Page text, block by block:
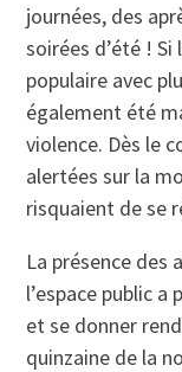
journées, des
soirées d’été ! Si
populaire avec
également été
violence. Dès le
alertées sur la
risquaient de se
La présence des
l’espace public
et se donner
quinzaine de la